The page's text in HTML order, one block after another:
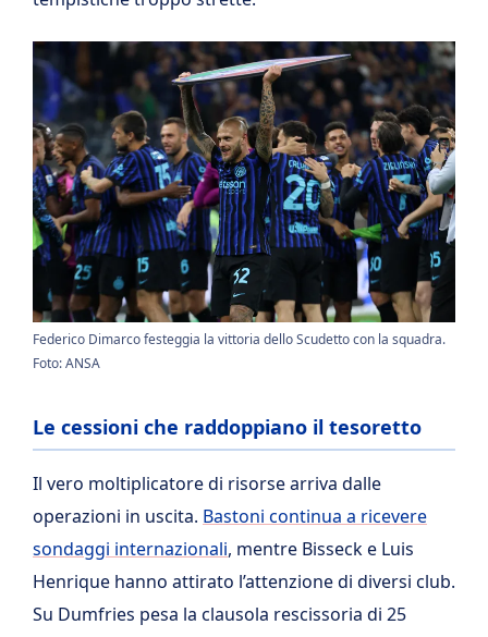
Federico Dimarco festeggia la vittoria dello Scudetto con la squadra.
Foto: ANSA
Le cessioni che raddoppiano il tesoretto
Il vero moltiplicatore di risorse arriva dalle
operazioni in uscita. Bastoni continua a ricevere
sondaggi internazionali, mentre Bisseck e Luis
Henrique hanno attirato l’attenzione di diversi club.
Su Dumfries pesa la clausola rescissoria di 25